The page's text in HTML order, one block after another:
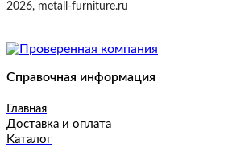
2026, metall-furniture.ru
Справочная информация
Главная
Доставка и оплата
Каталог